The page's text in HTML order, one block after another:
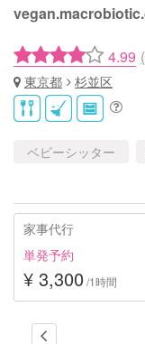
4.99
東京都
杉並区
ベビーシッター
家事代行
単発予約
¥ 3,300 /1時間